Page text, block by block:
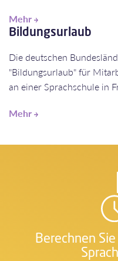
Mehr
Bildungsurlaub
Die deutschen
"Bildungsurlaub" für
an einer Sprachschule in
Mehr
Berechnen